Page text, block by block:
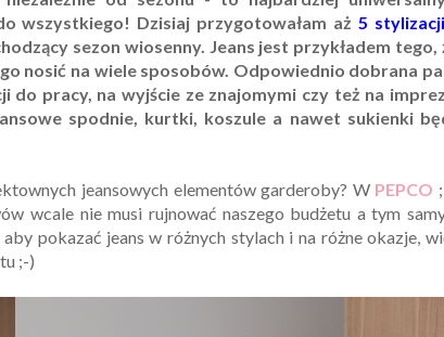
wszystkiego! Dzisiaj przygotowałam aż5
sezon wiosenny. Jeans jest przykładem tego,
nosić na wiele sposobów. Odpowiednio dobrana
do pracy, na wyjście ze znajomymi czy też na
spodnie, kurtki, koszule a nawet sukienki
jeansowych elementów garderoby? W PEPCO
wcale nie musi rujnować naszego budżetu a tym
pokazać jeans w różnych stylach i na różne okazje,
;-)